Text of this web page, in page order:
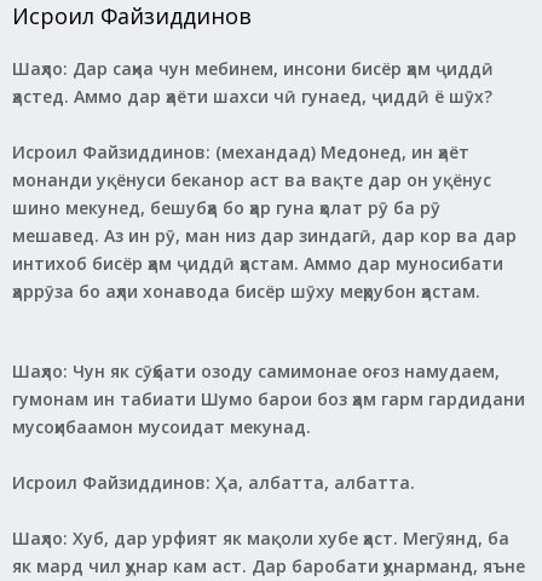
Исроил Файзиддинов
Шаҳло: Дар саҳна чун мебинем, инсони бисёр ҳам ҷиддӣ
ҳастед. Аммо дар ҳаёти шахси чӣ гунаед, ҷиддӣ ё шӯх?
Исроил Файзиддинов: (механдад) Медонед, ин ҳаёт
монанди уқёнуси беканор аст ва вақте дар он уқёнус
шино мекунед, бешубҳа бо ҳар гуна ҳолат рӯ ба рӯ
мешавед. Аз ин рӯ, ман низ дар зиндагӣ, дар кор ва дар
интихоб бисёр ҳам ҷиддӣ ҳастам. Аммо дар муносибати
ҳаррӯза бо аҳли хонавода бисёр шӯху меҳрубон ҳастам.
Шаҳло: Чун як сӯҳбати озоду самимонае оғоз намудаем,
гумонам ин табиати Шумо барои боз ҳам гарм гардидани
мусоҳибаамон мусоидат мекунад.
Исроил Файзиддинов: Ҳа, албатта, албатта.
Шаҳло: Хуб, дар урфият як мақоли хубе ҳаст. Мегӯянд, ба
як мард чил ҳунар кам аст. Дар баробати ҳунарманд, яъне